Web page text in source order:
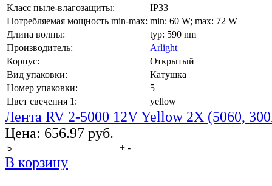
Класс пыле-влагозащиты:
IP33
Потребляемая мощность min-max: min: 60 W; max: 72 W
Длина волны:
typ: 590 nm
Производитель:
Arlight
Корпус:
Открытый
Вид упаковки:
Катушка
Номер упаковки:
5
Цвет свечения 1:
yellow
Лента RV 2-5000 12V Yellow 2X (5060,
Цена: 656.97 руб.
+ -
В корзину